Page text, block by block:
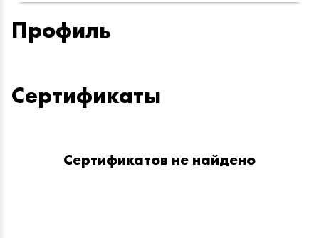
Профиль
Сертификаты
Сертификатов не найдено